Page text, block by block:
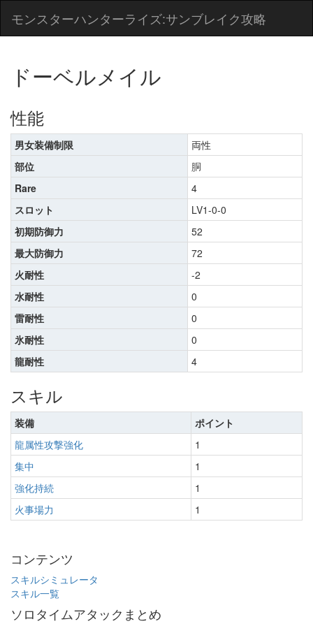
モンスターハンターライズ:サンブレイク攻略
ドーベルメイル
性能
男女装備制限
両性
部位
胴
Rare
4
スロット
LV1-0-0
初期防御力
52
最大防御力
72
火耐性
-2
水耐性
0
雷耐性
0
氷耐性
0
龍耐性
4
スキル
装備
ポイント
龍属性攻撃強化
1
集中
1
強化持続
1
火事場力
1
コンテンツ
スキルシミュレータ
スキル一覧
ソロタイムアタックまとめ